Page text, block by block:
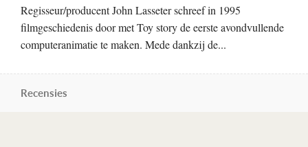
Regisseur/producent John Lasseter schreef in 1995
filmgeschiedenis door met Toy story de eerste avondvullende
computeranimatie te maken. Mede dankzij de...
Recensies